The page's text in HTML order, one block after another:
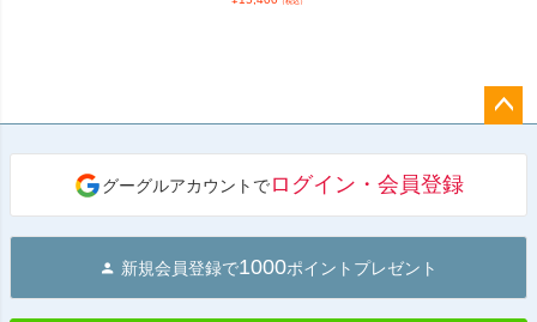
へ
グーグルアカウントでログイン・会員登録
新規会員登録で1000ポイントプレゼント